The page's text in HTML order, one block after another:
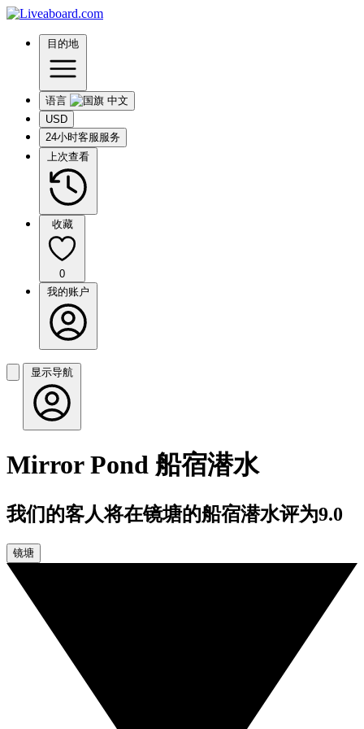
目的地
语言
USD
24小时客服服务
上次查看
收藏
0
我的账户
显示导航
Mirror Pond 船宿潜水
我们的客人将在镜塘的船宿潜水评为9.0
镜塘